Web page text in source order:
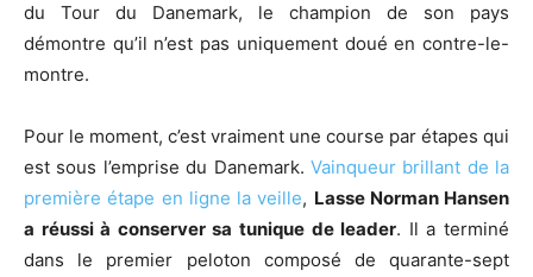
du Tour du Danemark, le champion de son pays
démontre qu’il n’est pas uniquement doué en contre-le-
montre.
Pour le moment, c’est vraiment une course par étapes qui
est sous l’emprise du Danemark. Vainqueur brillant de la
première étape en ligne la veille, Lasse Norman Hansen
a réussi à conserver sa tunique de leader. Il a terminé
dans le premier peloton composé de quarante-sept